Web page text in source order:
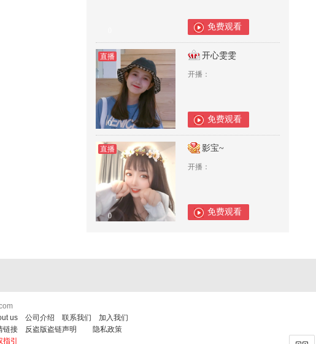
免费观看
直播
0
开心雯雯
开播：
免费观看
直播
0
影宝~
开播：
免费观看
us
公司介绍 联系我们
加入我们
链接
反盗版盗链声明
隐私政策
引